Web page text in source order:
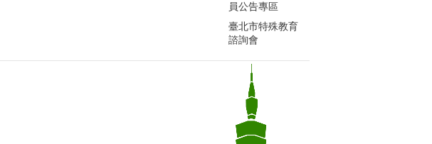
員公告專區
臺北市特殊教育
諮詢會